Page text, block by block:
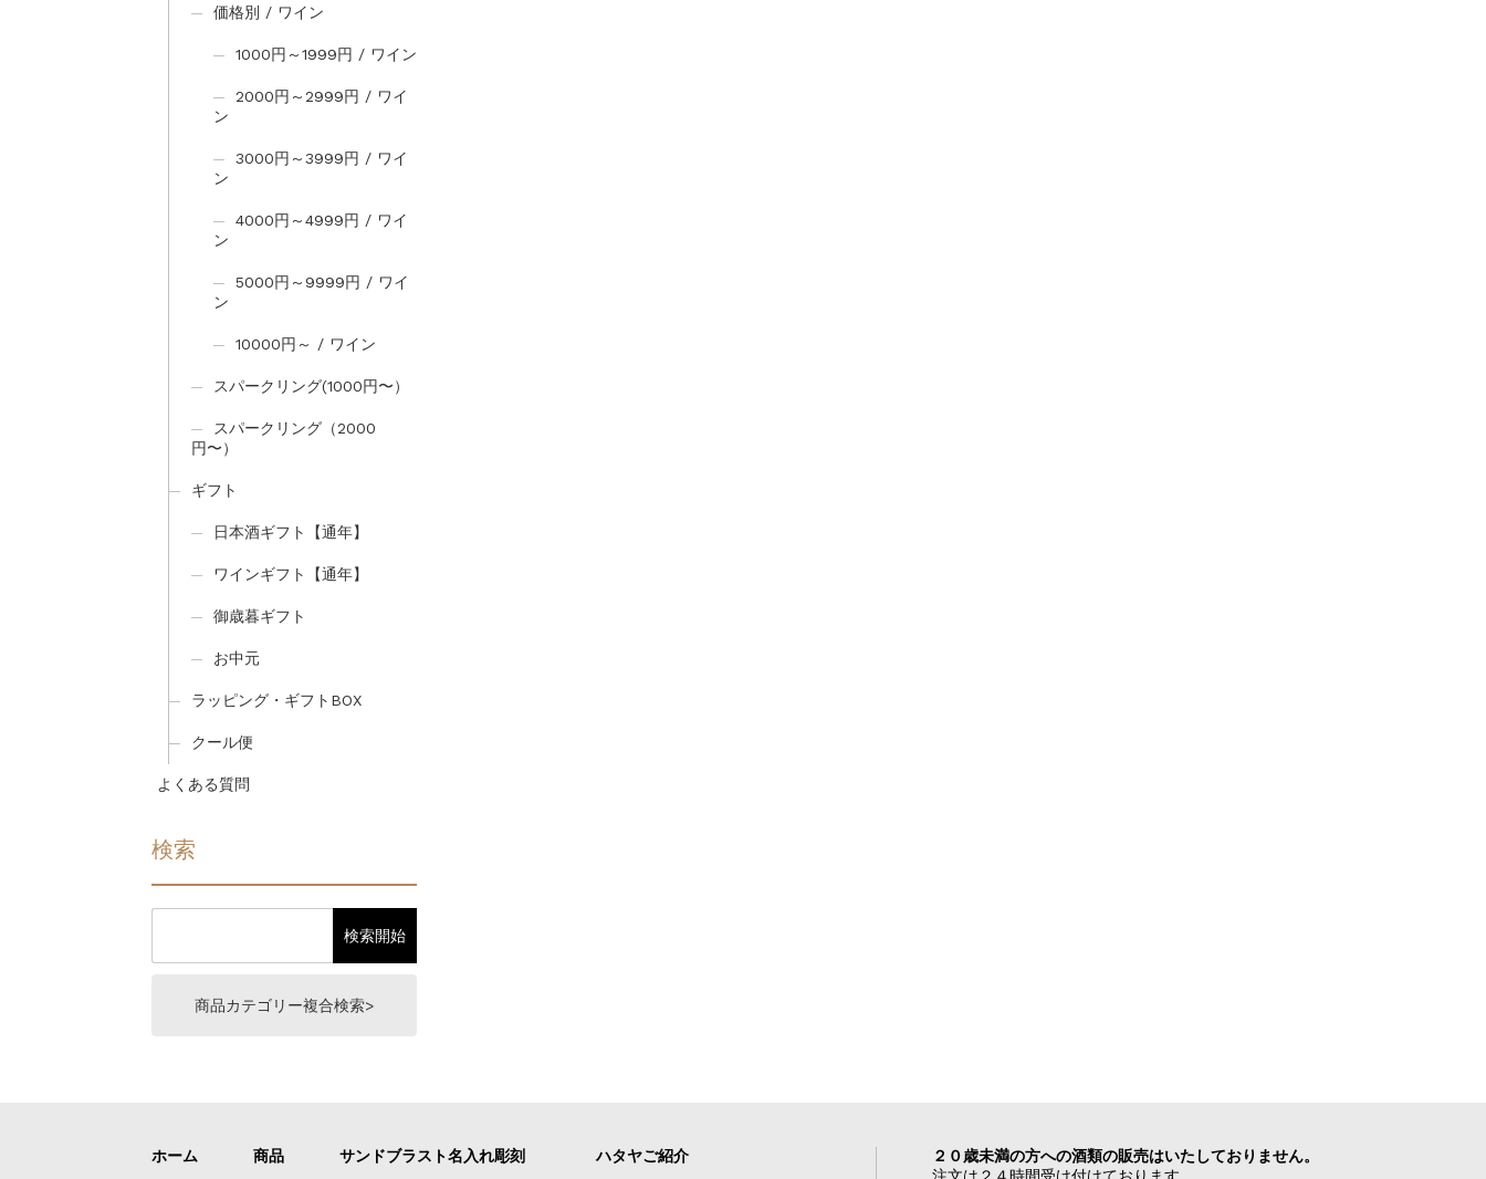
価格別 / ワイン
1000円～1999円 / ワイン
2000円～2999円 / ワイ
ン
3000円～3999円 / ワイ
ン
4000円～4999円 / ワイ
ン
5000円～9999円 / ワイ
ン
10000円～ / ワイン
スパークリング(1000円〜）
スパークリング（2000
円〜）
ギフト
日本酒ギフト【通年】
ワインギフト【通年】
御歳暮ギフト
お中元
ラッピング・ギフトBOX
クール便
よくある質問
検索
商品カテゴリー複合検索>
２０歳未満の方への酒類の販売はいたしておりません。
注文は２４時間受け付けております。
ホーム 商品 サンドブラスト名入れ彫刻 ハタヤご紹介